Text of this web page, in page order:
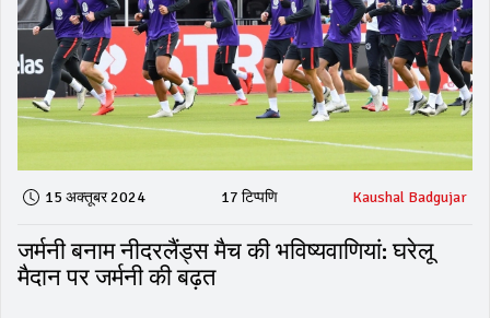
15 अक्तूबर 2024 17 टिप्पणि Kaushal Badgujar
जर्मनी बनाम नीदरलैंड्स मैच की भविष्यवाणियां: घरेलू
मैदान पर जर्मनी की बढ़त